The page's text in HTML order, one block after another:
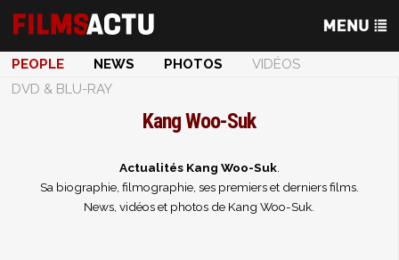
PEOPLE NEWS PHOTOS
VIDÉOS
DVD & BLU-RAY
Kang Woo-Suk
Actualités Kang Woo-Suk.
Sa biographie, filmographie, ses premiers et derniers films.
News, vidéos et photos de Kang Woo-Suk.